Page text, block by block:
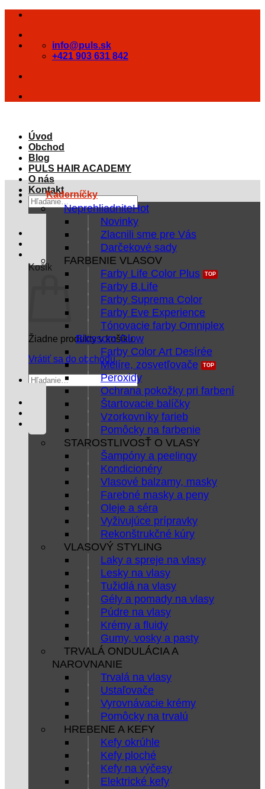
Skip
content
info@puls.sk
+421 903 631 842
Úvod
Obchod
Blog
PULS HAIR ACADEMY
O nás
Kontakt
Hľadať:
Košík
Žiadne produkty v košíku.
Vrátiť sa do obchodu
Hľadať:
Kaderníčky
Neprehliadnite
Novinky
Zlacnili sme pre Vás
Darčekové sady
FARBENIE VLASOV
Farby Life Color Plus
Farby B.Life
Farby Suprema Color
Farby Eve Experience
Tónovacie farby Omniplex
Blossom Glow
Farby Color Art Desírée
Melíre, zosvetľovače
Peroxidy
Ochrana pokožky pri farbení
Štartovacie balíčky
Vzorkovníky farieb
Pomôcky na farbenie
STAROSTLIVOSŤ O VLASY
Šampóny a peelingy
Kondicionéry
Vlasové balzamy, masky
Farebné masky a peny
Oleje a séra
Vyživujúce prípravky
Rekonštrukčné kúry
VLASOVÝ STYLING
Laky a spreje na vlasy
Lesky na vlasy
Tužidlá na vlasy
Gély a pomady na vlasy
Púdre na vlasy
Krémy a fluidy
Gumy, vosky a pasty
TRVALÁ ONDULÁCIA A
NAROVNANIE
Trvalá na vlasy
Ustaľovače
Vyrovnávacie krémy
Pomôcky na trvalú
HREBENE A KEFY
Kefy okrúhle
Kefy ploché
Kefy na výčesy
Elektrické kefy